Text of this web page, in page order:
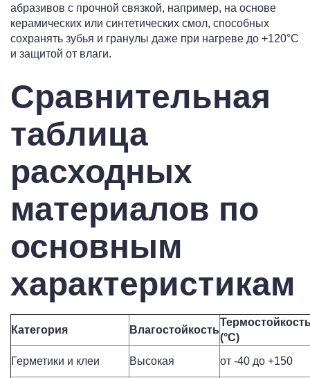
абразивов с прочной связкой, например, на основе
керамических или синтетических смол, способных
сохранять зубья и гранулы даже при нагреве до +120°C
и защитой от влаги.
Сравнительная
таблица
расходных
материалов по
основным
характеристикам
Категория Влагостойкость
(°C)
Герметики и клеи
Высокая
от -40 до +150